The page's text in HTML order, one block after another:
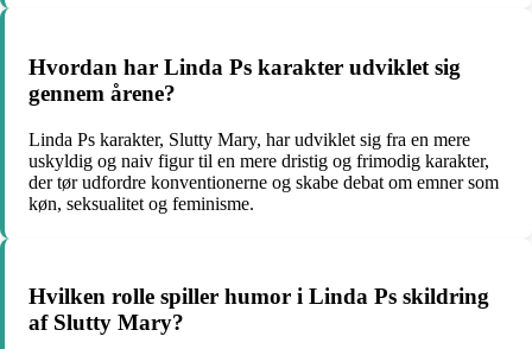
Hvordan har Linda Ps karakter udviklet sig
gennem årene?
Linda Ps karakter, Slutty Mary, har udviklet sig fra en mere
uskyldig og naiv figur til en mere dristig og frimodig karakter,
der tør udfordre konventionerne og skabe debat om emner som
køn, seksualitet og feminisme.
Hvilken rolle spiller humor i Linda Ps skildring
af Slutty Mary?